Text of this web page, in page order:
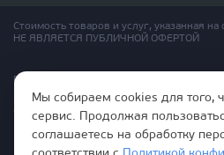
Стоимость товаров и услуг, указанная на
НЕ ЯВЛЯЕТСЯ ПУБЛИЧНОЙ ОФЕРТОЙ
Правила эксплутации входных и
Политика обработки персональных
Согласие на обработку персональных
Мы собираем cookies для того,
сервис. Продолжая
соглашаетесь на обработку